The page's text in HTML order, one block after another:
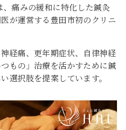
痛みの緩和に特化した鍼灸
が運営する豊田市初のクリニ
経痛、更年期症状、自律神経
もの」治療を活かすために鍼
選択肢を提案しています。